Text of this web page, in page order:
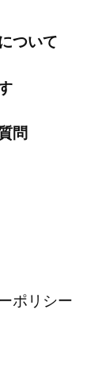
ついて
問
ポリシー